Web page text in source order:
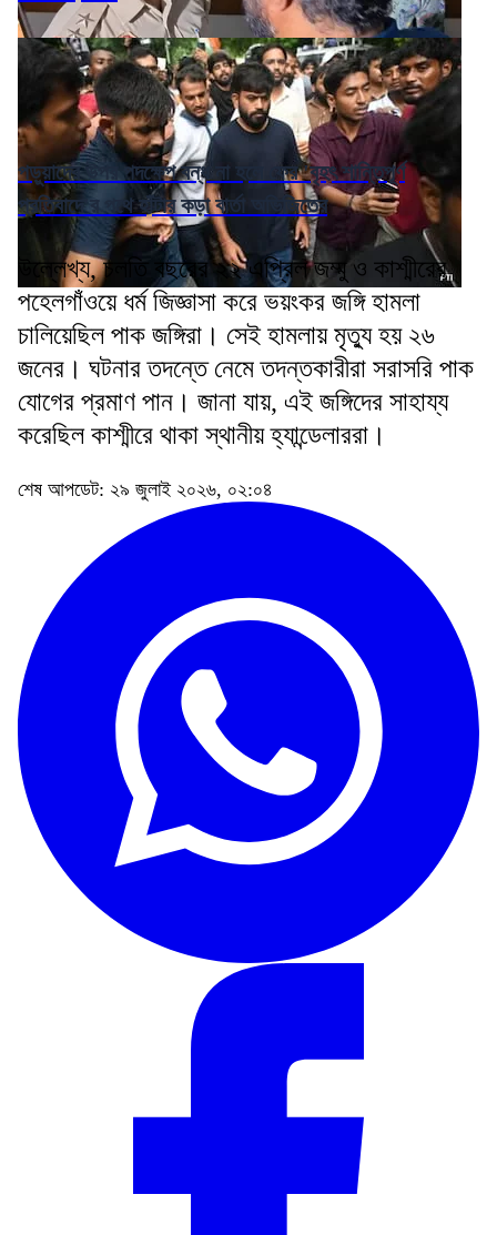
পড়ুয়াদের উপর পদক্ষেপ বন্ধ না হলে ফের 'বৃহৎ শান্তিপূর্ণ
প্রতিবাদে'র পথে হাঁটার কড়া বার্তা অভিজিতের
উল্লেখ্য, চলতি বছরের ২২ এপ্রিল জম্মু ও কাশ্মীরের
পহেলগাঁওয়ে ধর্ম জিজ্ঞাসা করে ভয়ংকর জঙ্গি হামলা
চালিয়েছিল পাক জঙ্গিরা। সেই হামলায় মৃত্যু হয় ২৬
জনের। ঘটনার তদন্তে নেমে তদন্তকারীরা সরাসরি পাক
যোগের প্রমাণ পান। জানা যায়, এই জঙ্গিদের সাহায্য
করেছিল কাশ্মীরে থাকা স্থানীয় হ্যান্ডেলাররা।
শেষ আপডেট: ২৯ জুলাই ২০২৬, ০২:০৪